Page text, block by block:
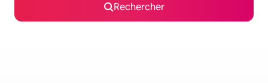
Rechercher